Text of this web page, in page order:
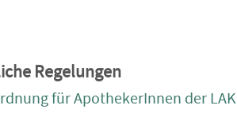
Regelungen
für ApothekerInnen der LAK